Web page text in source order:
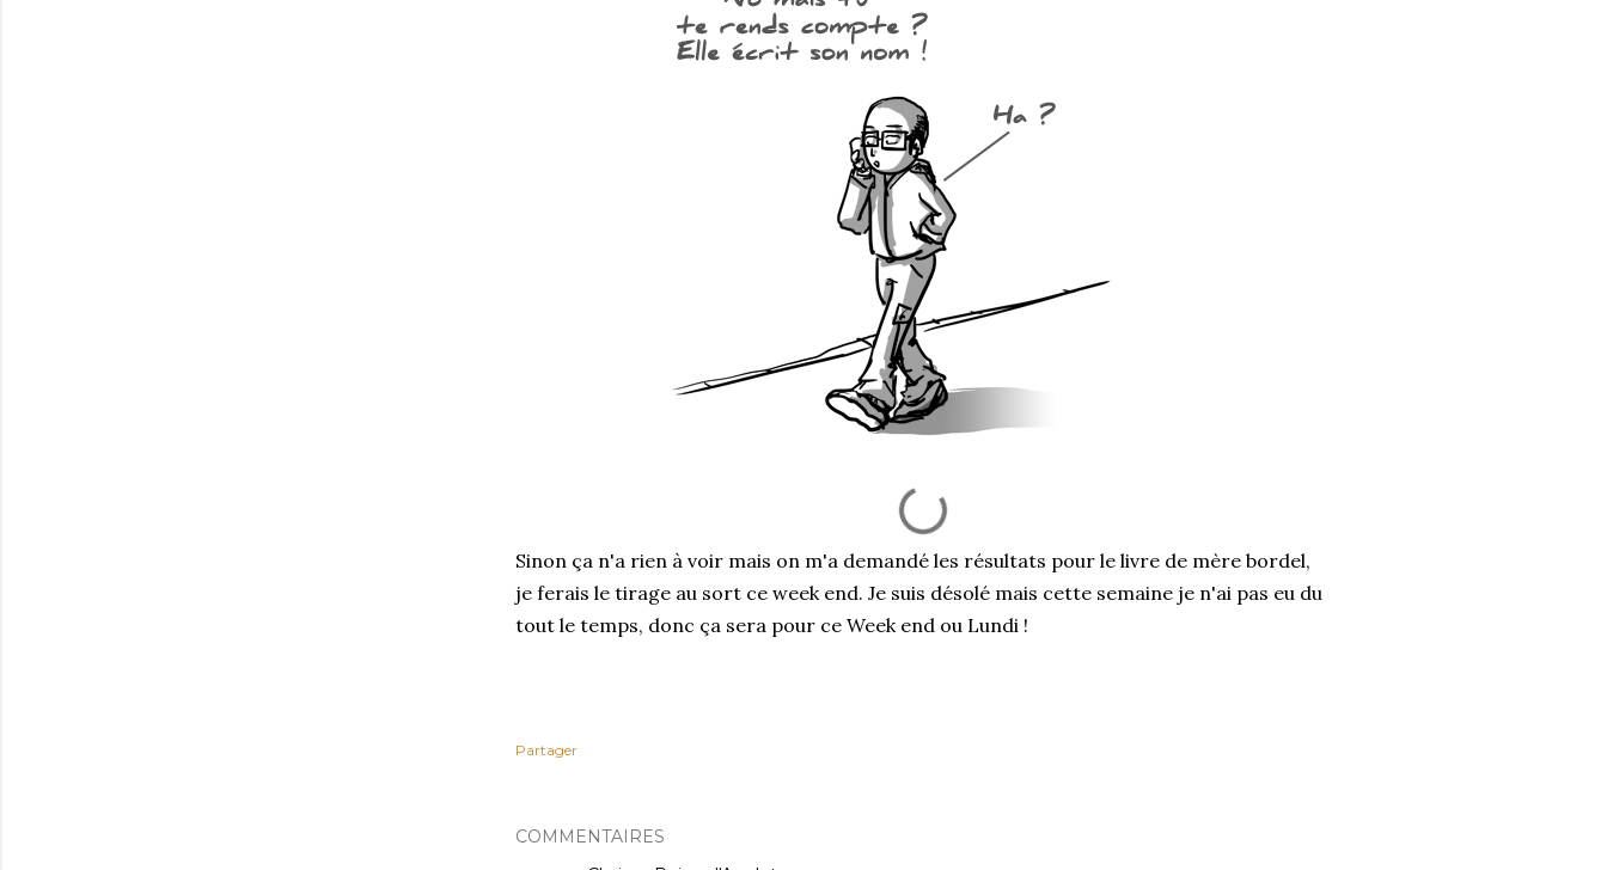
Sinon ça n'a rien à voir mais on m'a demandé les résultats pour le livre de mère bordel,
je ferais le tirage au sort ce week end. Je suis désolé mais cette semaine je n'ai pas eu du
tout le temps, donc ça sera pour ce Week end ou Lundi !
Partager
COMMENTAIRES